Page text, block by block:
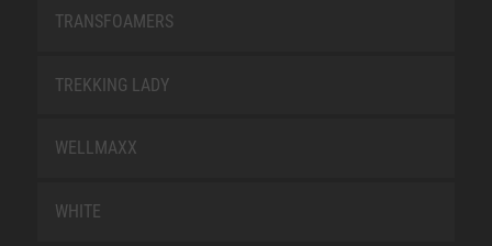
TRANSFOAMERS
TREKKING LADY
WELLMAXX
WHITE